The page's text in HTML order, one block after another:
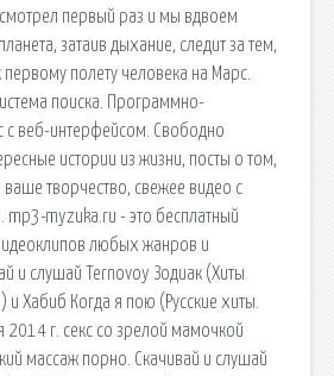
первый раз и мы вдвоем
затаив дыхание, следит за тем,
первому полету человека на Марс.
поиска. Программно-
с веб-интерфейсом. Свободно
истории из жизни, посты о том,
ваше творчество, свежее видео с
mp3-myzuka.ru - это бесплатный
любых жанров и
и слушай Ternovoy Зодиак (Хиты
и Хабиб Когда я пою (Русские хиты.
2014 г. секс со зрелой мамочкой
массаж порно. Скачивай и слушай